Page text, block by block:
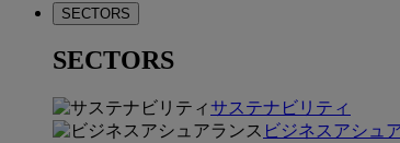
SECTORS
SECTORS
サステナビリティ
ビジネスアシュ